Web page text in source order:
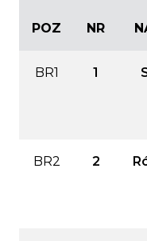
POZ NR
BR1 1
BR2 2